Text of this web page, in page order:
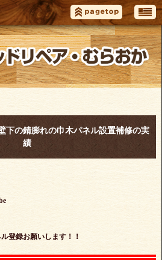
の錆膨れの巾木パネル設置補修の実
績
登録お願いします！！